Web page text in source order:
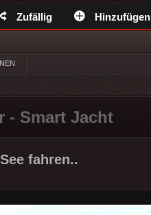
Zufällig Hinzufügen
- Smart Jacht
fahren..